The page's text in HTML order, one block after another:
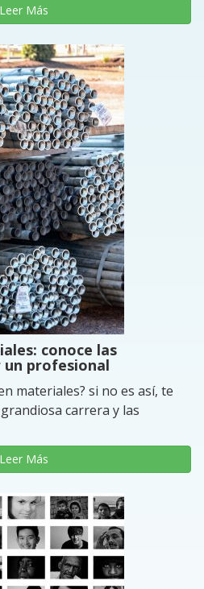
Leer Más
conoce las
un profesional
materiales? si no es así, te
carrera y las
Leer Más